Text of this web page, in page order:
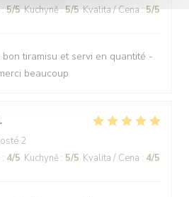
:5/5 Kuchyně:5/5 Kvalita / Cena : 5/5
tiramisu et servi en quantité -
beaucoup
2
: 4/5 Kuchyně : 5/5 Kvalita / Cena : 4/5